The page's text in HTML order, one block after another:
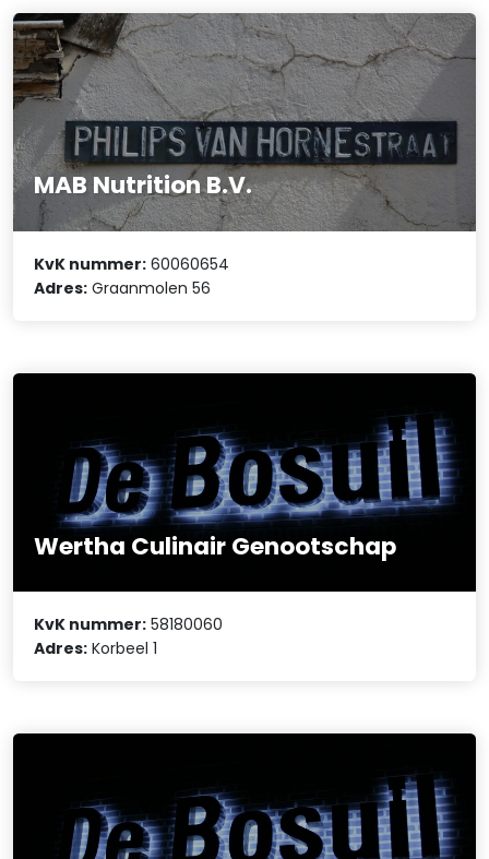
MAB Nutrition B.V.
KvK nummer: 60060654
Adres: Graanmolen 56
Wertha Culinair Genootschap
KvK nummer: 58180060
Adres: Korbeel 1